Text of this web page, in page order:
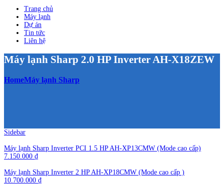
Trang chủ
Máy lạnh
Dự án
Tin tức
Liên hệ
Máy lạnh Sharp 2.0 HP Inverter AH-X18ZEW
HomeMáy lạnh Sharp
Sidebar
Máy lạnh Sharp Inverter PCI 1.5 HP AH-XP13CMW (Mode cao cấp)
7.150.000 ₫
Máy lạnh Sharp Inverter 2 HP AH-XP18CMW (Mode cao cấp )
10.700.000 ₫